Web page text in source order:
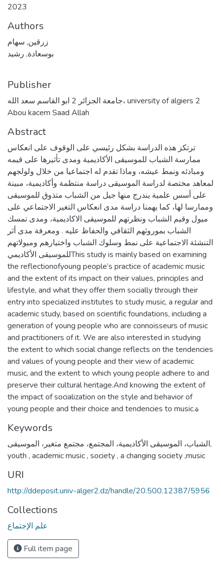
2023
Authors
زرقين, سهام
بوسعادة, رشيد
Publisher
جامعة الجزائر 2 ابو القاسم سعد الله، university of algiers 2
Abou kacem Saad Allah
Abstract
ترتكز هذه الدراسة بشكل رئيسي على الوقوف على انعكاس
ممارسة الشباب للموسيقى الأكاديمية ومدى تأثيرها على قيمه
ومبادئه ونمط عيشه، وماذا تقدم له اجتماعيا من خلال ولولجهم
لمعاهد مختصة لدراسة الموسيقى دراسة منتظمة وأكاديمية، مبينة
على أسس علمية يندرج منها جيل من الشباب متذوق للموسيقى
وممارسا لها، كما يهمنا دراسة مدى انعكاس التغير الاجتماعي على
ميول وقيم الشباب ونظرتهم للموسيقى الاكاديمية، ومدى تمسك
الشباب بموروثهم الثقافي والحفاظ عليه . ومعرفة مدى أثر
التنشئة الاجتماعية على نمط وسلوك الشباب واختيارهم وميولاتهم
للموسيقى الأكاديميThis study is mainly based on examining
the reflectionofyoung people’s practice of academic music
and the extent of its impact on their values, principles and
lifestyle, and what they offer them socially through their
entry into specialized institutes to study music, a regular and
academic study, based on scientific foundations, including a
generation of young people who are connoisseurs of music
and practitioners of it. We are also interested in studying
the extent to which social change reflects on the tendencies
and values of young people and their view of academic
music, and the extent to which young people adhere to and
preserve their cultural heritage.And knowing the extent of
the impact of socialization on the style and behavior of
young people and their choice and tendencies to music.ة
Keywords
الشباب، الموسيقى الأكاديمية، المجتمع، مجتمع متغير، الموسيقى,
youth , academic music , society , a changing society ,music
URI
http://ddeposit.univ-alger2.dz/handle/20.500.12387/5956
Collections
علم الإجتماع
Full item page